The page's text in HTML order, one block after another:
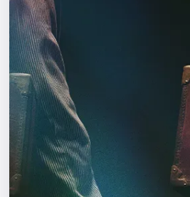
Экскурсии
Спорт
События
Города
Площадки